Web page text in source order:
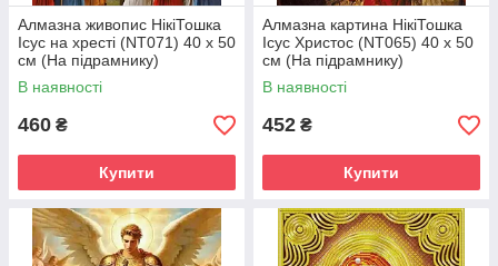
Алмазна живопис НікіТошка
Ісус на хресті (NT071) 40 х 50
см (На підрамнику)
В наявності
460 ₴
Купити
Алмазна картина НікіТошка
Ісус Христос (NT065) 40 х 50
см (На підрамнику)
В наявності
452 ₴
Купити